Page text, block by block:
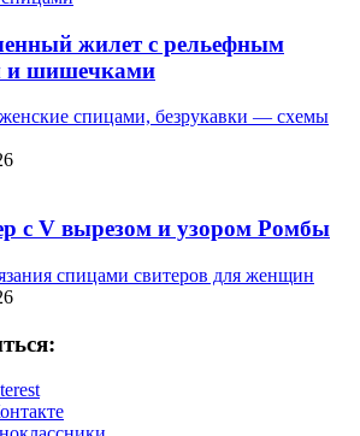
жилет с рельефным
и шишечками
спицами, безрукавки — схемы
с V вырезом и узором Ромбы
спицами свитеров для женщин